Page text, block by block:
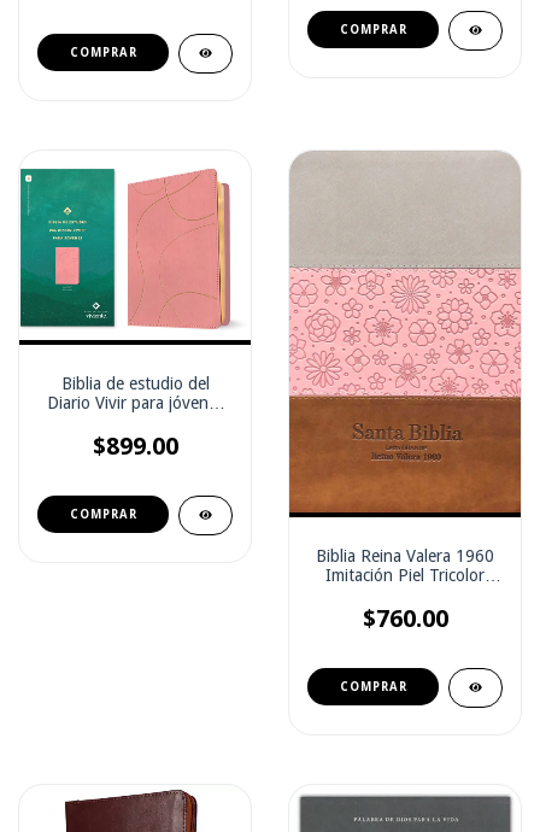
Biblia de estudio del
Diario Vivir para jóvenes
$899.00
Biblia Reina Valera 1960
Imitación Piel Tricolor
indice)
$760.00